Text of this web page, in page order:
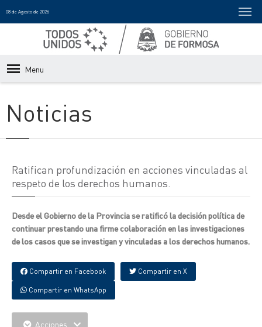
08 de Agosto de 2026
Menu
Noticias
Ratifican profundización en acciones vinculadas al
respeto de los derechos humanos.
Desde el Gobierno de la Provincia se ratificó la decisión política de
continuar prestando una firme colaboración en las investigaciones
de los casos que se investigan y vinculadas a los derechos humanos.
Compartir en Facebook Compartir en X
Compartir en WhatsApp
Acciones